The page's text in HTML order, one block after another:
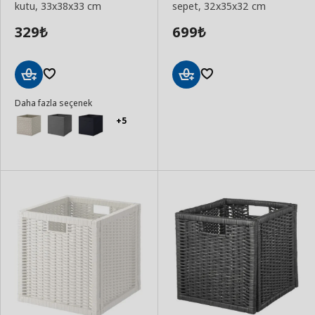
kutu, 33x38x33 cm
329₺
Ekle
Daha fazla seçenek
+5
sepet, 32x35x32 cm
699₺